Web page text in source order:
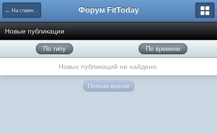
← На главную Форум FitToday
Новые публикации
По типу По времени
Новых публикаций не найдено.
Полная версия